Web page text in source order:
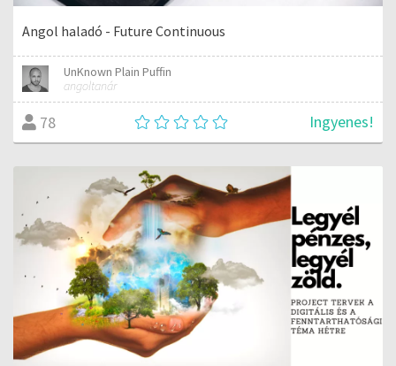
Angol haladó - Future Continuous
UnKnown Plain Puffin
angoltanár
78 Ingyenes!